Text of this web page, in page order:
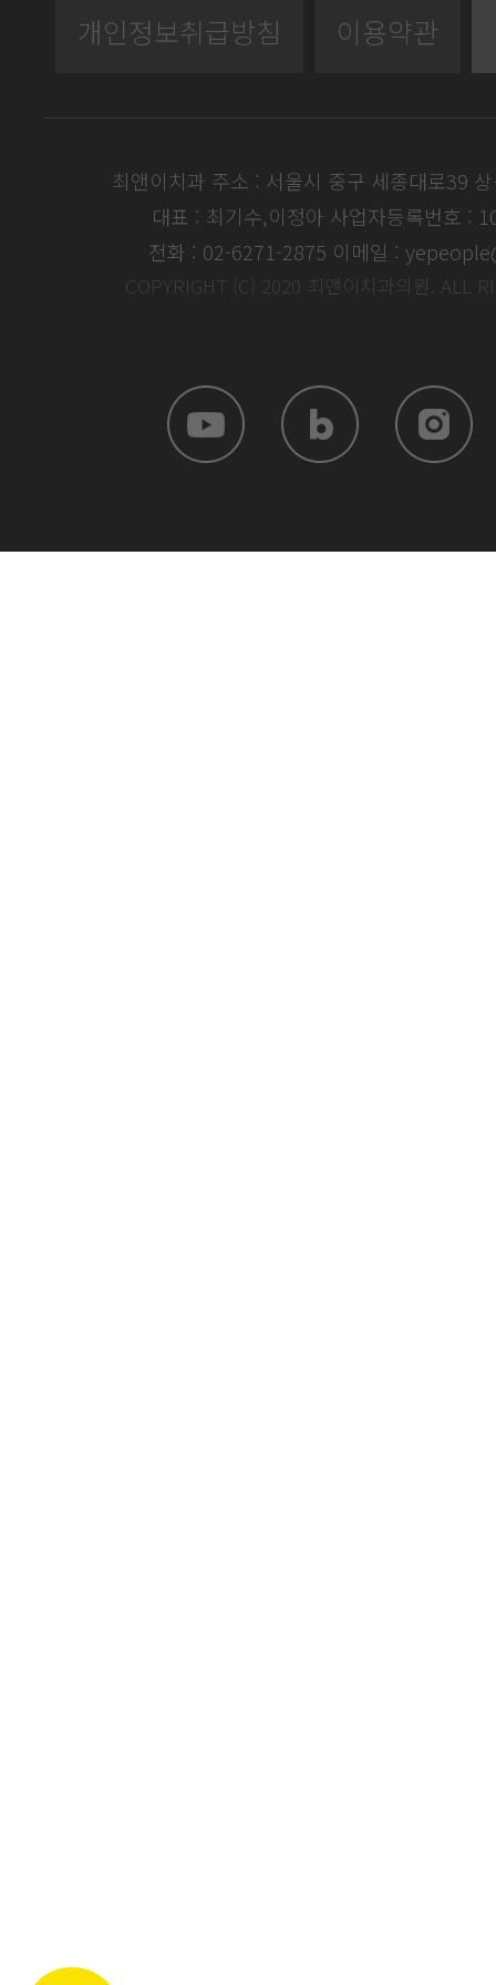
개인정보취급방침 이용약관
최앤이치과 주소 : 서울시 중구 세종대로39
대표 : 최기수,이정아 사업자등록번호 :
전화 : 02-6271-2875 이메일 :
COPYRIGHT (C) 2020 최앤이치과의원. ALL